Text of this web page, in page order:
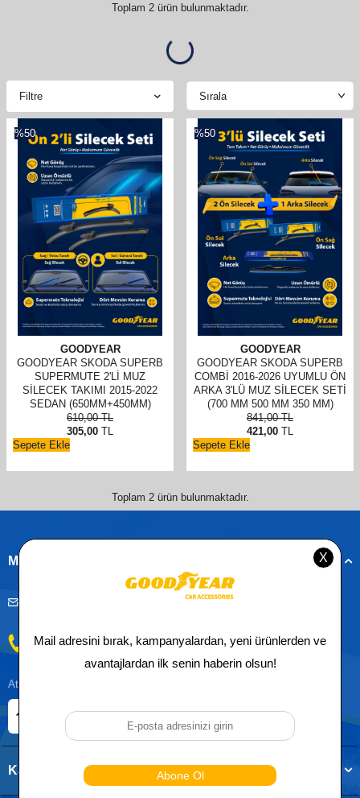
Toplam 2ürün bulunmaktadır.
Filtre
%50
GOODYEAR
GOODYEAR SKODA SUPERB
SUPERMUTE 2'LI MUZ
SILECEK TAKIMI 2015-2022
SEDAN (650MM+450MM)
610,00TL
305,00 TL
Sepete Ekle
%50
GOODYEAR
GOODYEAR SKODA SUPERB
COMBI 2016-2026 UYUMLU ÖN
ARKA 3'LÜ MUZ SILECEK SETI
(700 MM 500 MM 350 MM)
841,00TL
421,00 TL
Sepete Ekle
Toplam 2ürün bulunmaktadır.
Müşteri Hizmetleri
musteridestek@goodyearotoaksesuar.com.tr
0212 955 5515
Atatürk, Kıraç Mevkii, Orhan Veli Cd. D:No:19, 34522 Esenyurt/İstanbul
E-ticaret Sitemiz
Etbis Kayıtlıdır
Kategoriler